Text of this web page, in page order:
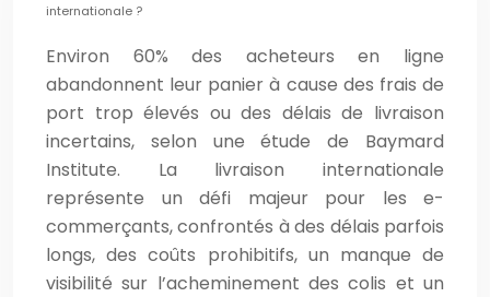
internationale ?
Environ 60% des acheteurs en ligne
abandonnent leur panier à cause des frais de
port trop élevés ou des délais de livraison
incertains, selon une étude de Baymard
Institute. La livraison internationale
représente un défi majeur pour les e-
commerçants, confrontés à des délais parfois
longs, des coûts prohibitifs, un manque de
visibilité sur l’acheminement des colis et un